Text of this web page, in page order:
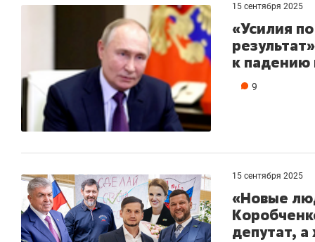
15 сентября 2025
«Усилия
к падению
9
15 сентября 2025
«Новые
депутат,